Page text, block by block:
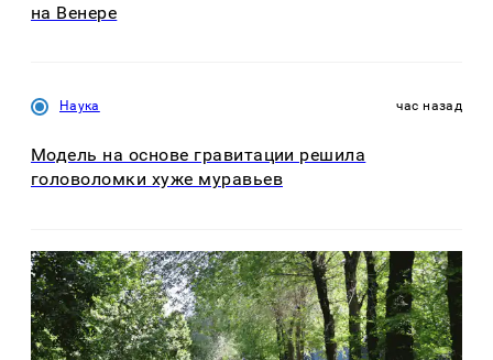
на Венере
Наука час назад
Модель на основе гравитации решила
головоломки хуже муравьев